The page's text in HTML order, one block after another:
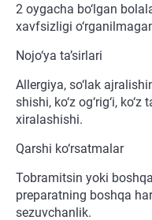
2 oygacha bo‘lgan
xavfsizligi
Nojo‘ya ta’sirlari
Allergiya, so‘lak
shishi, ko‘z og‘rig‘i,
xiralashishi.
Qarshi ko‘rsatmalar
Tobramitsin yoki
preparatning boshqa
sezuvchanlik.